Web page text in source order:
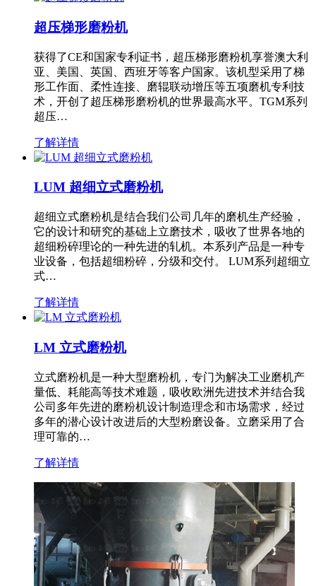
超压梯形磨粉机
获得了CE和国家专利证书，超压梯形磨粉机享誉澳大利
亚、美国、英国、西班牙等客户国家。该机型采用了梯
形工作面、柔性连接、磨辊联动增压等五项磨机专利技
术，开创了超压梯形磨粉机的世界最高水平。TGM系列
超压…
了解详情
LUM 超细立式磨粉机
超细立式磨粉机是结合我们公司几年的磨机生产经验，
它的设计和研究的基础上立磨技术，吸收了世界各地的
超细粉碎理论的一种先进的轧机。本系列产品是一种专
业设备，包括超细粉碎，分级和交付。 LUM系列超细立
式…
了解详情
LM 立式磨粉机
立式磨粉机是一种大型磨粉机，专门为解决工业磨机产
量低、耗能高等技术难题，吸收欧洲先进技术并结合我
公司多年先进的磨粉机设计制造理念和市场需求，经过
多年的潜心设计改进后的大型粉磨设备。立磨采用了合
理可靠的…
了解详情